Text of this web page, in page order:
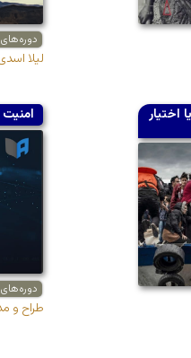
لیلا
طراح و